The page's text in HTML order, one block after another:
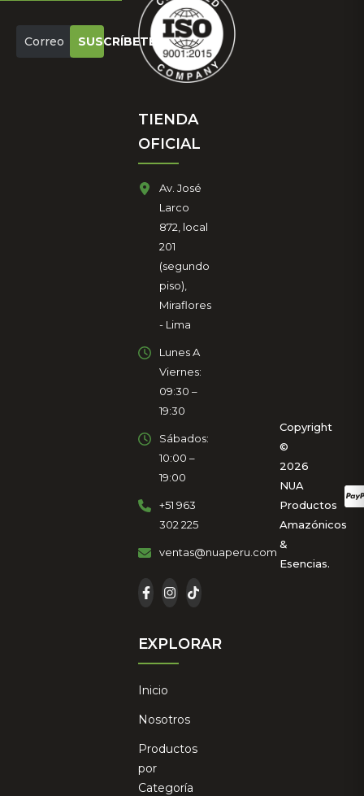
SUSCRÍBETE
TIENDA
OFICIAL
Av. José
Larco
872, local
201
(segundo
piso),
Miraflores
- Lima
Lunes A
Viernes:
09:30 –
19:30
Sábados:
10:00 –
19:00
+51 963
302 225
ventas@nuaperu.com
EXPLORAR
Inicio
Nosotros
Productos
por
Categoría
Copyright
©
2026
NUA
Productos
Amazónicos
&
Esencias.